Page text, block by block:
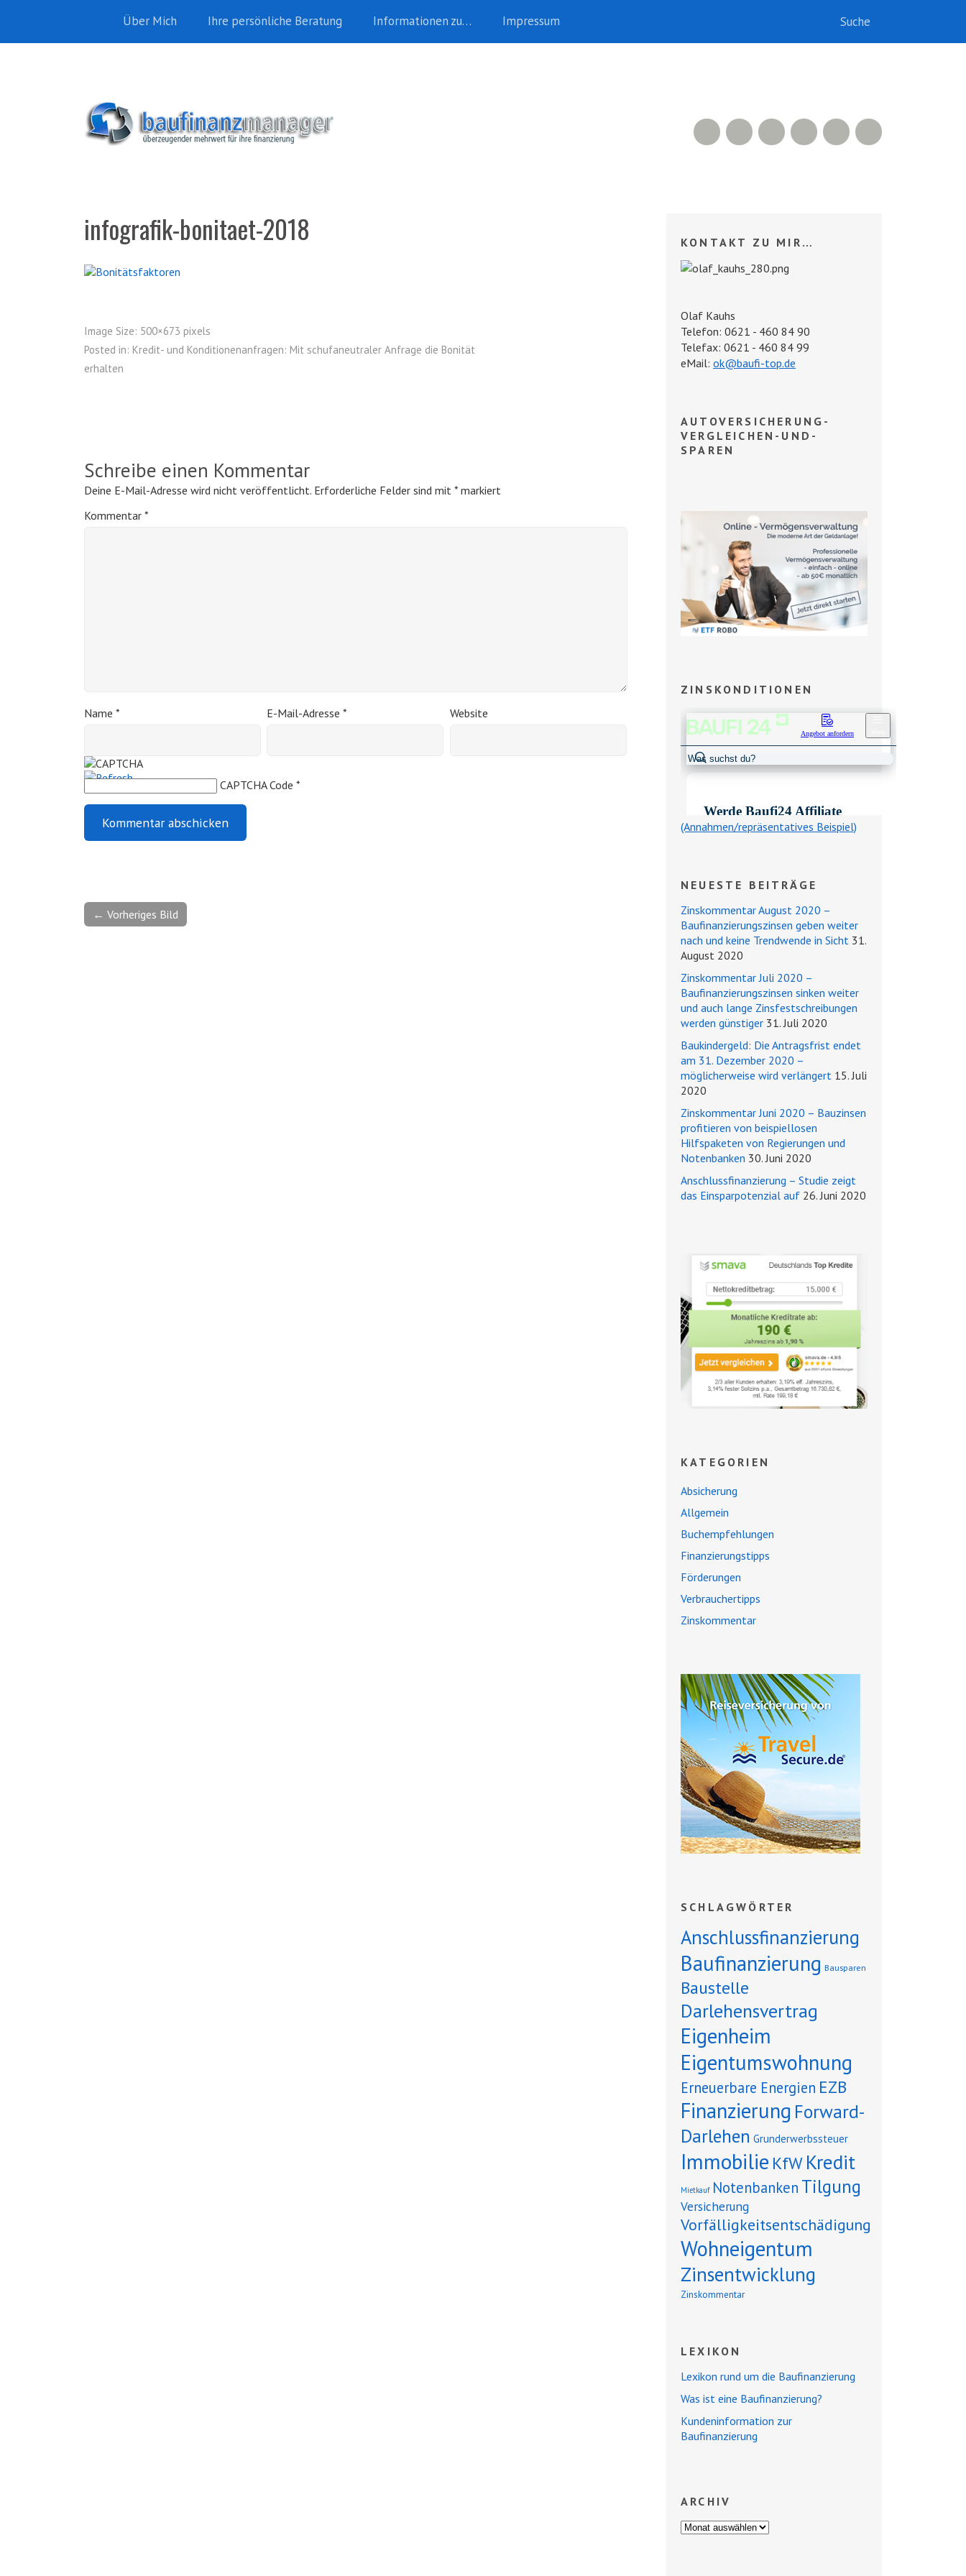
Über Mich Ihre persönliche Beratung Informationen zu… Impressum
Facebook
500px
LinkedIn
Xing
RSS Feed
infografik-bonitaet-2018
Image Size: 500×673 pixels
Posted in: Kredit- und Konditionenanfragen: Mit schufaneutraler Anfrage die Bonität
erhalten
Schreibe einen Kommentar
Deine E-Mail-Adresse wird nicht veröffentlicht. Erforderliche Felder sind mit * markiert
Kommentar *
Name * E-Mail-Adresse* Website
CAPTCHA Code *
← Vorheriges Bild
KONTAKT ZU MIR…
Olaf Kauhs
Telefon: 0621 - 460 84 90
Telefax: 0621 - 460 84 99
eMail: ok@baufi-top.de
AUTOVERSICHERUNG-
VERGLEICHEN-UND-
SPAREN
ZINSKONDITIONEN
(Annahmen/repräsentatives Beispiel)
NEUESTE BEITRÄGE
Zinskommentar August 2020 –
Baufinanzierungszinsen geben weiter
nach und keine Trendwende in Sicht 31.
August 2020
Zinskommentar Juli 2020 –
Baufinanzierungszinsen sinken weiter
und auch lange Zinsfestschreibungen
werden günstiger 31. Juli 2020
Baukindergeld: Die Antragsfrist endet
am 31. Dezember 2020 –
möglicherweise wird verlängert 15. Juli
2020
Zinskommentar Juni 2020 – Bauzinsen
profitieren von beispiellosen
Hilfspaketen von Regierungen und
Notenbanken 30. Juni 2020
Anschlussfinanzierung – Studie zeigt
das Einsparpotenzial auf 26. Juni 2020
KATEGORIEN
Absicherung
Allgemein
Buchempfehlungen
Finanzierungstipps
Förderungen
Verbrauchertipps
Zinskommentar
SCHLAGWÖRTER
Anschlussfinanzierung
Baufinanzierung Bausparen
Baustelle
Darlehensvertrag
Eigenheim
Eigentumswohnung
Erneuerbare Energien EZB
Finanzierung Forward-
Darlehen Grunderwerbssteuer
Immobilie KfWKredit
Mietkauf Notenbanken Tilgung
Versicherung
Vorfälligkeitsentschädigung
Wohneigentum
Zinsentwicklung
Zinskommentar
LEXIKON
Lexikon rund um die Baufinanzierung
Was ist eine Baufinanzierung?
Kundeninformation zur
Baufinanzierung
ARCHIV